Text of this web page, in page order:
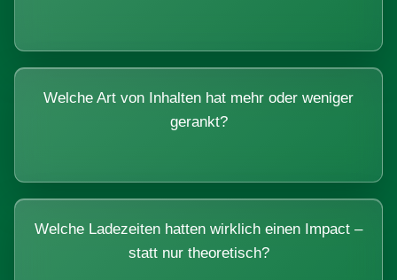
Welche Art von Inhalten hat mehr oder weniger
gerankt?
Welche Ladezeiten hatten wirklich einen Impact –
statt nur theoretisch?